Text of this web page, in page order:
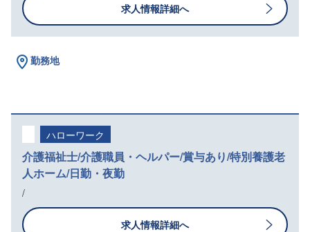
求人情報詳細へ
勤務地
ハローワーク
介護福祉士/介護職員・ヘルパー/賞与あり/特別養護老
人ホーム/日勤・夜勤
/
求人情報詳細へ